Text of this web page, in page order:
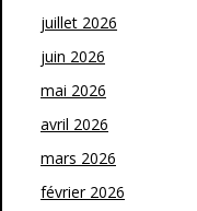
juillet 2026
juin 2026
mai 2026
avril 2026
mars 2026
février 2026